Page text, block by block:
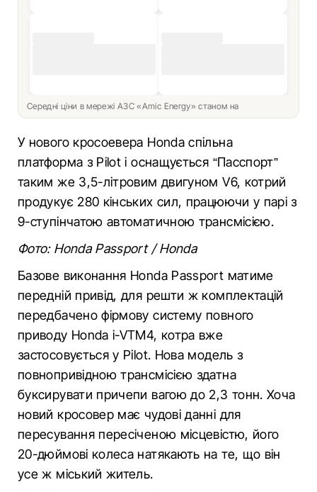
Середні ціни в мережі АЗС «Amic Energy» станом на
У нового кросоевера Honda спільна
платформа з Pilot і оснащується “Пасспорт”
таким же 3,5-літровим двигуном V6, котрий
продукує 280 кінських сил, працюючи у парі з
9-ступінчатою автоматичною трансмісією.
Фото: Honda Passport / Honda
Базове виконання Honda Passport матиме
передній привід, для решти ж комплектацій
передбачено фірмову систему повного
приводу Honda i-VTM4, котра вже
застосовується у Pilot. Нова модель з
повнопривідною трансмісією здатна
буксирувати причепи вагою до 2,3 тонн. Хоча
новий кросовер має чудові данні для
пересування пересіченою місцевістю, його
20-дюймові колеса натякають на те, що він
усе ж міський житель.